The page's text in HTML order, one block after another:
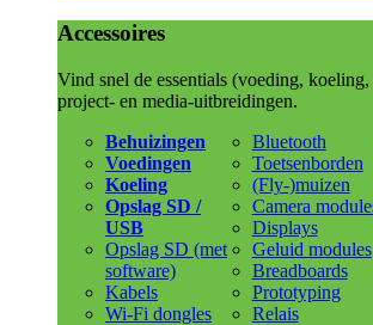
Accessoires
Vind snel de essentials (voeding,
project- en media-uitbreidingen.
Behuizingen
Voedingen
Koeling
Opslag SD /
USB
Opslag SD (met
software)
Kabels
Wi-Fi dongles
Bluetooth
Toetsenborden
(Fly-)muizen
Camera
Displays
Geluid modules
Breadboards
Prototyping
Relais